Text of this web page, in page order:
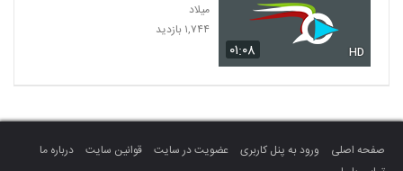
۰۱:۰۸ HD
میلاد
۱,۷۴۴ بازدید
صفحه اصلی ورود به پنل کاربری عضویت در سایت قوانین سایت
درباره ما